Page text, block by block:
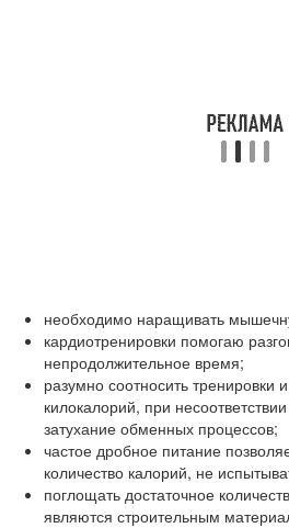
необходимо наращивать
кардиотренировки помогаю
непродолжительное время;
разумно соотносить тренировки
килокалорий, при
затухание обменных процессов;
частое дробное питание
количество калорий, не
поглощать достаточное
являются строительным